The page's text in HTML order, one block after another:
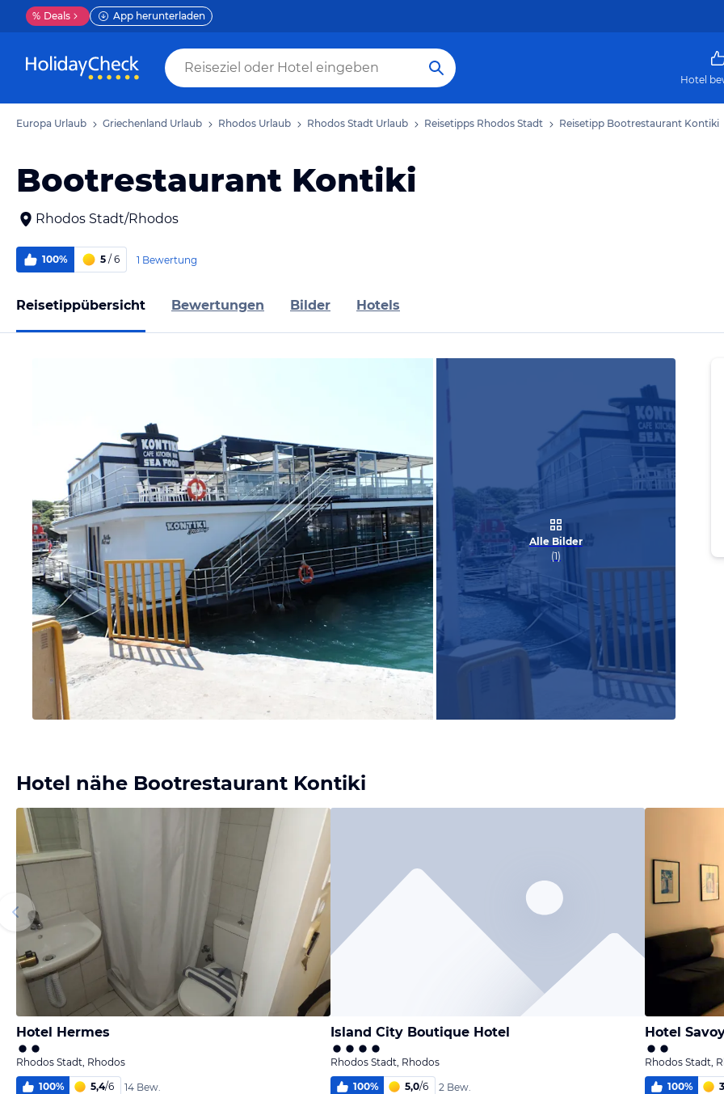
% Deals App herunterladen
Hotel
Europa Urlaub Griechenland Urlaub Rhodos Urlaub Rhodos Stadt Urlaub Reisetipps Rhodos Stadt Reisetipp Bootrestaurant Kontiki
Bootrestaurant Kontiki
Rhodos Stadt/Rhodos
100% 5 / 6 1 Bewertung
Reisetippübersicht Bewertungen Bilder Hotels
Alle Bilder
(1)
Hotel nähe Bootrestaurant Kontiki
Hotel Hermes
Rhodos Stadt, Rhodos
100% 5,4/6 14 Bew.
Island City Boutique Hotel
Rhodos Stadt, Rhodos
100% 5,0/6 2 Bew.
Hotel
Rhodos Stadt,
100%